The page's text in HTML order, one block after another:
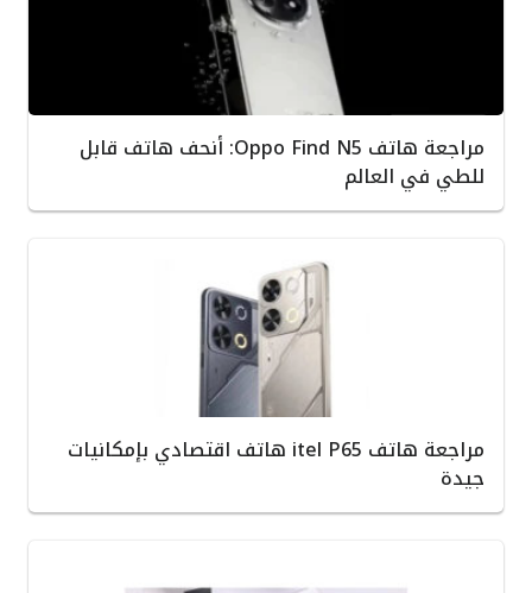
مراجعة هاتف Oppo Find N5: أنحف هاتف قابل
للطي في العالم
مراجعة هاتف itel P65 هاتف اقتصادي بإمكانيات
جيدة